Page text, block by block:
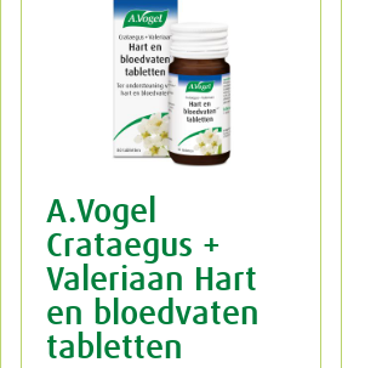
A.Vogel
Crataegus +
Valeriaan Hart
en bloedvaten
tabletten